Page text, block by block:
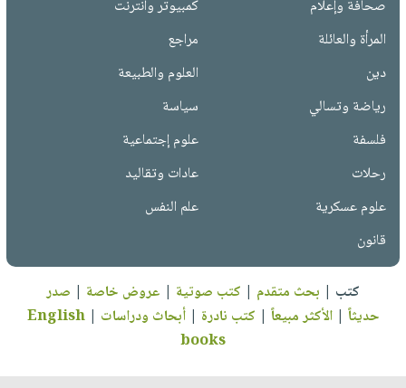
صحافة وإعلام
كمبيوتر وانترنت
المرأة والعائلة
مراجع
دين
العلوم والطبيعة
رياضة وتسالي
سياسة
فلسفة
علوم إجتماعية
رحلات
عادات وتقاليد
علوم عسكرية
علم النفس
قانون
كتب | بحث متقدم | كتب صوتية | عروض خاصة | صدر
حديثاً |الأكثر مبيعاً | كتب نادرة |أبحاث ودراسات |
English
books